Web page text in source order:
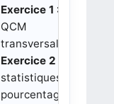
Exercice 1 :
QCM
transversal.
Exercice 2 :
statistiques,
pourcentages et